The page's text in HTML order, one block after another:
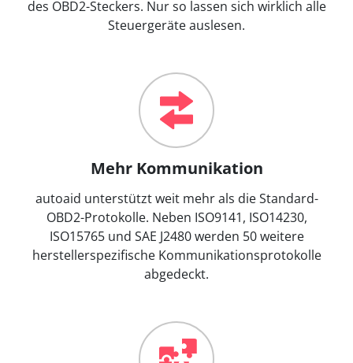
des OBD2-Steckers. Nur so lassen sich wirklich alle
Steuergeräte auslesen.
Mehr Kommunikation
autoaid unterstützt weit mehr als die Standard-
OBD2-Protokolle. Neben ISO9141, ISO14230,
ISO15765 und SAE J2480 werden 50 weitere
herstellerspezifische Kommunikationsprotokolle
abgedeckt.